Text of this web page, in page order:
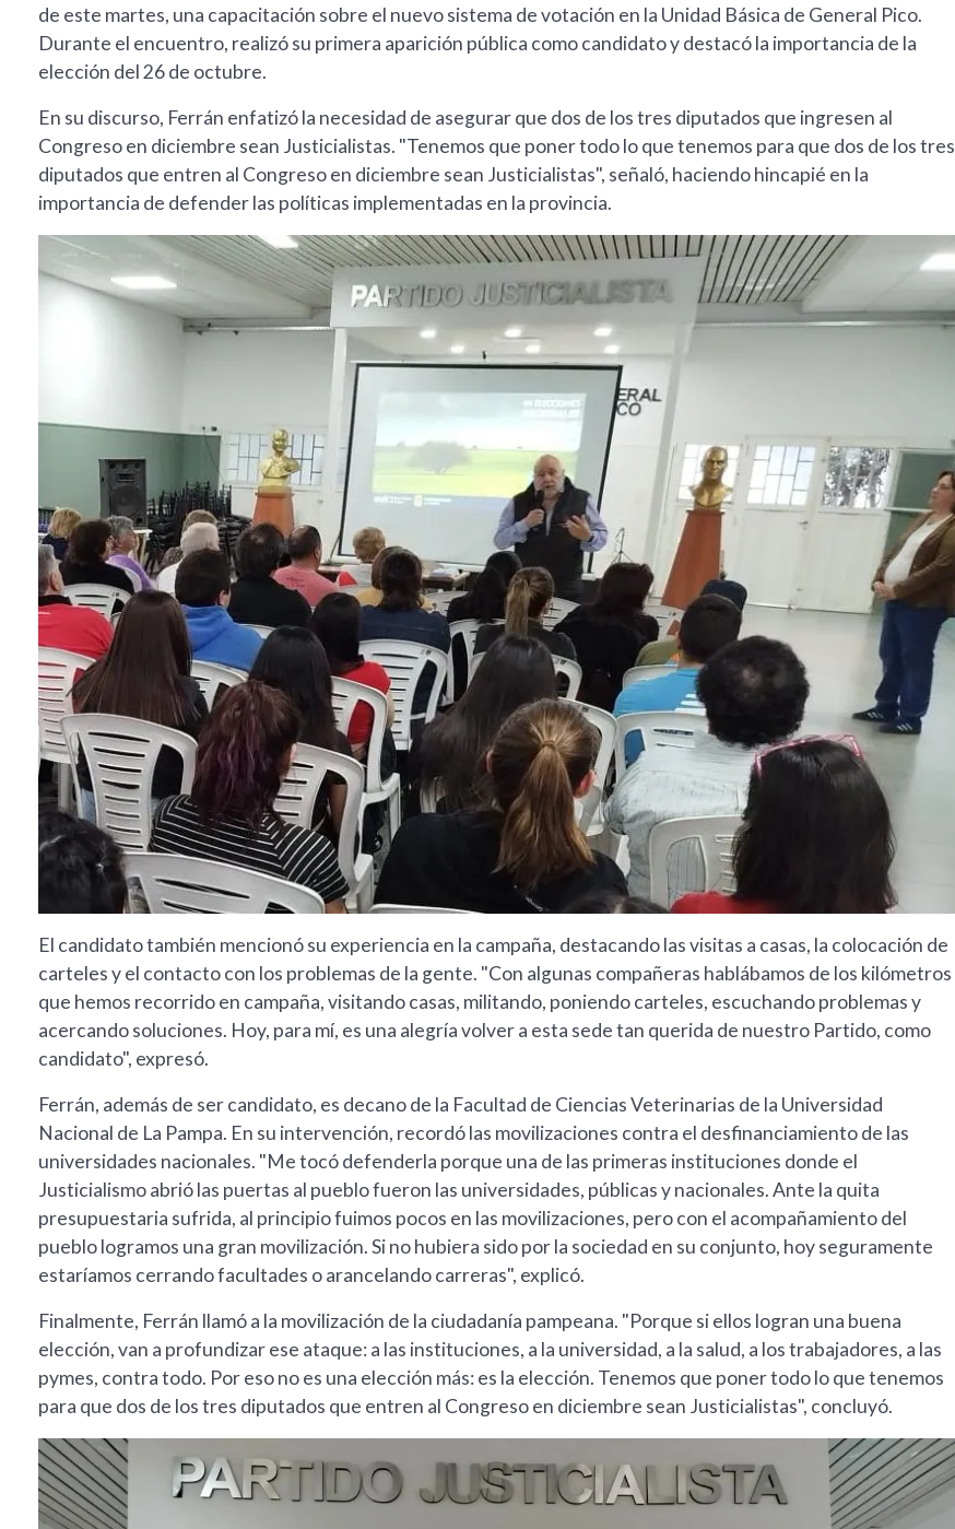
de este martes, una capacitación sobre el nuevo sistema de votación en la Unidad Básica de General Pico.
Durante el encuentro, realizó su primera aparición pública como candidato y destacó la importancia de la
elección del 26 de octubre.
En su discurso, Ferrán enfatizó la necesidad de asegurar que dos de los tres diputados que ingresen al
Congreso en diciembre sean Justicialistas. "Tenemos que poner todo lo que tenemos para que dos de los tres
diputados que entren al Congreso en diciembre sean Justicialistas", señaló, haciendo hincapié en la
importancia de defender las políticas implementadas en la provincia.
El candidato también mencionó su experiencia en la campaña, destacando las visitas a casas, la colocación de
carteles y el contacto con los problemas de la gente. "Con algunas compañeras hablábamos de los kilómetros
que hemos recorrido en campaña, visitando casas, militando, poniendo carteles, escuchando problemas y
acercando soluciones. Hoy, para mí, es una alegría volver a esta sede tan querida de nuestro Partido, como
candidato", expresó.
Ferrán, además de ser candidato, es decano de la Facultad de Ciencias Veterinarias de la Universidad
Nacional de La Pampa. En su intervención, recordó las movilizaciones contra el desfinanciamiento de las
universidades nacionales. "Me tocó defenderla porque una de las primeras instituciones donde el
Justicialismo abrió las puertas al pueblo fueron las universidades, públicas y nacionales. Ante la quita
presupuestaria sufrida, al principio fuimos pocos en las movilizaciones, pero con el acompañamiento del
pueblo logramos una gran movilización. Si no hubiera sido por la sociedad en su conjunto, hoy seguramente
estaríamos cerrando facultades o arancelando carreras", explicó.
Finalmente, Ferrán llamó a la movilización de la ciudadanía pampeana. "Porque si ellos logran una buena
elección, van a profundizar ese ataque: a las instituciones, a la universidad, a la salud, a los trabajadores, a las
pymes, contra todo. Por eso no es una elección más: es la elección. Tenemos que poner todo lo que tenemos
para que dos de los tres diputados que entren al Congreso en diciembre sean Justicialistas", concluyó.